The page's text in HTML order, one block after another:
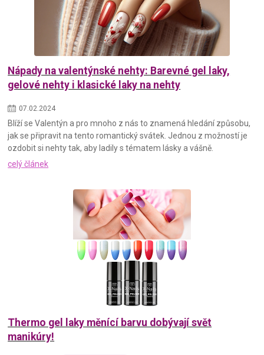
Nápady na valentýnské nehty: Barevné gel laky,
gelové nehty i klasické laky na nehty
07 02 2024
Blíží se Valentýn a pro mnoho z nás to znamená hledání způsobu,
jak se připravit na tento romantický svátek. Jednou z možností je
ozdobit si nehty tak, aby ladily s tématem lásky a vášně.
celý článek
Thermo gel laky měnící barvu dobývají svět
manikúry!